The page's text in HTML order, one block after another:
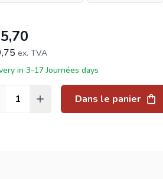
ex. TVA
in 3-17 Journées days
Dans le panier